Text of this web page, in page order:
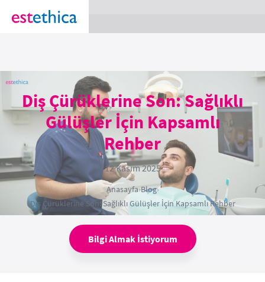
section Service {
Diş Çürüklerine Son: Sağlıklı
Gülüşler İçin Kapsamlı
Rehber
12 Kasım 2025
Anasayfa›Blog›
Diş Çürüklerine Son: Sağlıklı Gülüşler İçin Kapsamlı Rehber
Bilgi Almak İstiyorum